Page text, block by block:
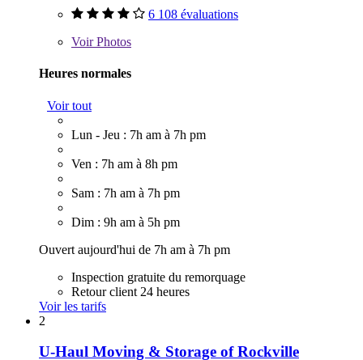
6 108 évaluations
VoirPhotos
Heures normales
Voir tout
Lun - Jeu : 7h am à 7h pm
Ven : 7h am à 8h pm
Sam : 7h am à 7h pm
Dim : 9h am à 5h pm
Ouvert aujourd'hui de 7h am à 7h pm
Inspection gratuite du remorquage
Retour client 24 heures
Voir les tarifs
2
U-Haul Moving & Storage of Rockville